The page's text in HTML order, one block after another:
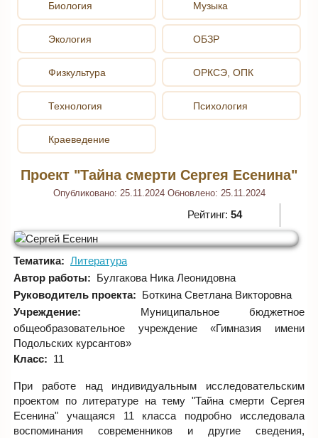
Биология
Экология
Музыка
ОБЗР
Физкультура
Технология
Краеведение
ОРКСЭ, ОПК
Психология
Проект "Тайна смерти Сергея Есенина"
Опубликовано: 25.11.2024 Обновлено: 25.11.2024
Рейтинг: 54
Тематика: Литература
Автор работы: Булгакова Ника Леонидовна
Руководитель проекта: Боткина Светлана Викторовна
Учреждение:
Муниципальное бюджетное
общеобразовательное учреждение «Гимназия имени
Подольских курсантов»
Класс: 11
При работе над индивидуальным исследовательским
проектом по литературе на тему "Тайна смерти Сергея
Есенина" учащаяся 11 класса подробно исследовала
воспоминания современников и другие сведения,